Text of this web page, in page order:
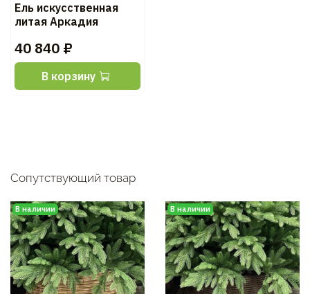
Ель искусственная
литая Аркадия
40 840 ₽
В корзину
Сопутствующий товар
В наличии В наличии